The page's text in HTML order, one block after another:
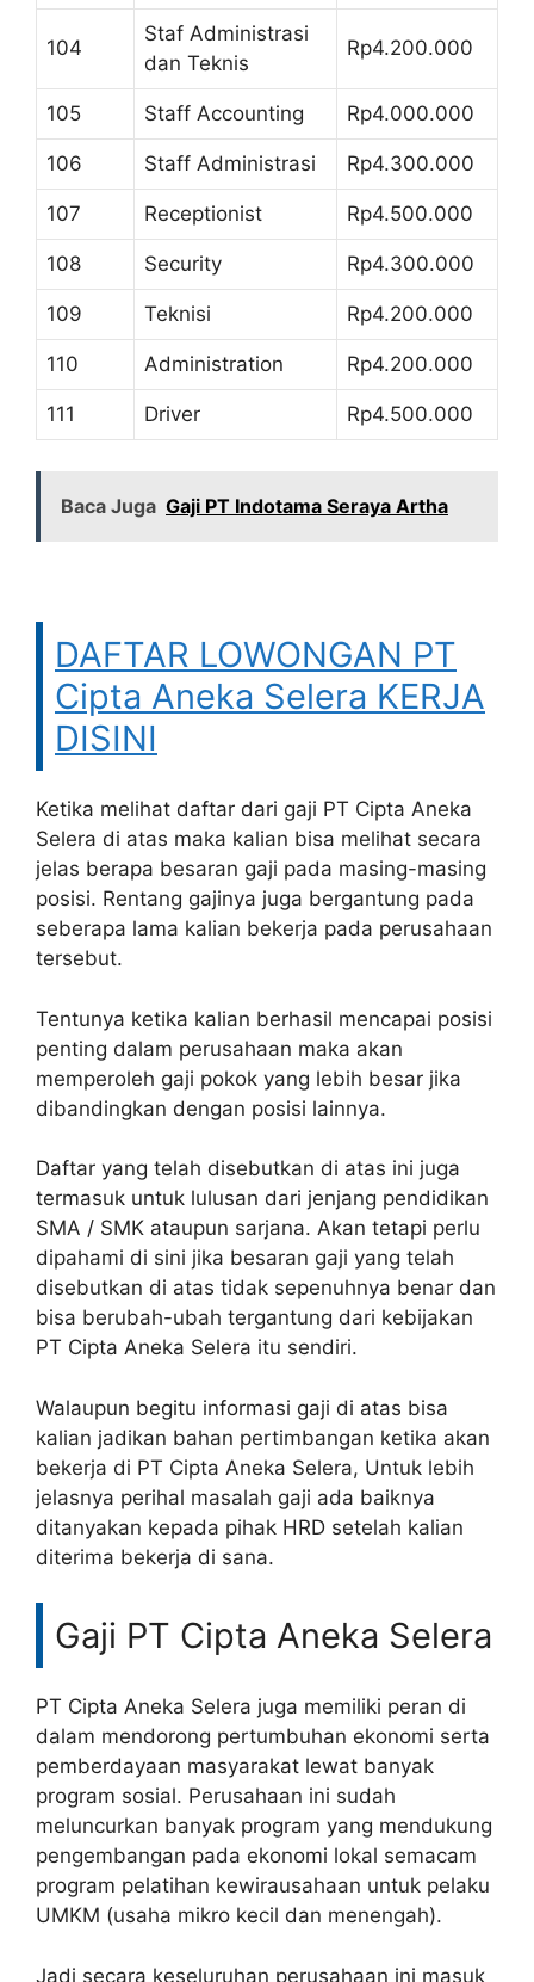
104
Staf Administrasi
dan Teknis
Rp4.200.000
105 Staff Accounting Rp4.000.000
106 Staff Administrasi Rp4.300.000
107 Receptionist Rp4.500.000
108 Security Rp4.300.000
109 Teknisi Rp4.200.000
110 Administration Rp4.200.000
111 Driver Rp4.500.000
Baca Juga Gaji PT Indotama Seraya Artha
DAFTAR LOWONGAN PT
Cipta Aneka Selera KERJA
DISINI
Ketika melihat daftar dari gaji PT Cipta Aneka
Selera di atas maka kalian bisa melihat secara
jelas berapa besaran gaji pada masing-masing
posisi. Rentang gajinya juga bergantung pada
seberapa lama kalian bekerja pada perusahaan
tersebut.
Tentunya ketika kalian berhasil mencapai posisi
penting dalam perusahaan maka akan
memperoleh gaji pokok yang lebih besar jika
dibandingkan dengan posisi lainnya.
Daftar yang telah disebutkan di atas ini juga
termasuk untuk lulusan dari jenjang pendidikan
SMA / SMK ataupun sarjana. Akan tetapi perlu
dipahami di sini jika besaran gaji yang telah
disebutkan di atas tidak sepenuhnya benar dan
bisa berubah-ubah tergantung dari kebijakan
PT Cipta Aneka Selera itu sendiri.
Walaupun begitu informasi gaji di atas bisa
kalian jadikan bahan pertimbangan ketika akan
bekerja di PT Cipta Aneka Selera, Untuk lebih
jelasnya perihal masalah gaji ada baiknya
ditanyakan kepada pihak HRD setelah kalian
diterima bekerja di sana.
Gaji PT Cipta Aneka Selera
PT Cipta Aneka Selera juga memiliki peran di
dalam mendorong pertumbuhan ekonomi serta
pemberdayaan masyarakat lewat banyak
program sosial. Perusahaan ini sudah
meluncurkan banyak program yang mendukung
pengembangan pada ekonomi lokal semacam
program pelatihan kewirausahaan untuk pelaku
UMKM (usaha mikro kecil dan menengah).
Jadi secara keseluruhan perusahaan ini masuk